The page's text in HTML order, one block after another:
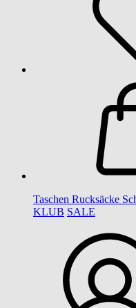
Taschen Rucksäcke
KLUB SALE